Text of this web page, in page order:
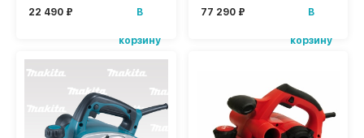
22 490 ₽ В
корзину
77 290 ₽ В
корзину